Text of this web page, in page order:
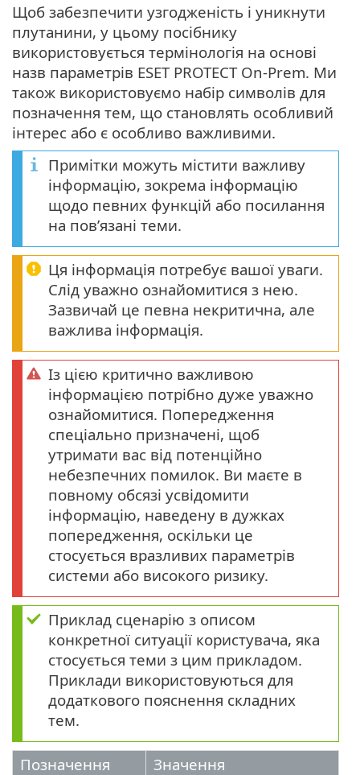
Щоб забезпечити узгодженість і уникнути
плутанини, у цьому посібнику
використовується термінологія на основі
назв параметрів ESET PROTECT On-Prem. Ми
також використовуємо набір символів для
позначення тем, що становлять особливий
інтерес або є особливо важливими.
Примітки можуть містити важливу
інформацію, зокрема інформацію
щодо певних функцій або посилання
на пов’язані теми.
Ця інформація потребує вашої уваги.
Слід уважно ознайомитися з нею.
Зазвичай це певна некритична, але
важлива інформація.
Із цією критично важливою
інформацією потрібно дуже уважно
ознайомитися. Попередження
спеціально призначені, щоб
утримати вас від потенційно
небезпечних помилок. Ви маєте в
повному обсязі усвідомити
інформацію, наведену в дужках
попередження, оскільки це
стосується вразливих параметрів
системи або високого ризику.
Приклад сценарію з описом
конкретної ситуації користувача, яка
стосується теми з цим прикладом.
Приклади використовуються для
додаткового пояснення складних
тем.
Позначення
Значення